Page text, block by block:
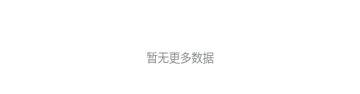
前后摄像头热切换 推流过程随时录制MP4，支持暂停和恢复
暂无更多数据